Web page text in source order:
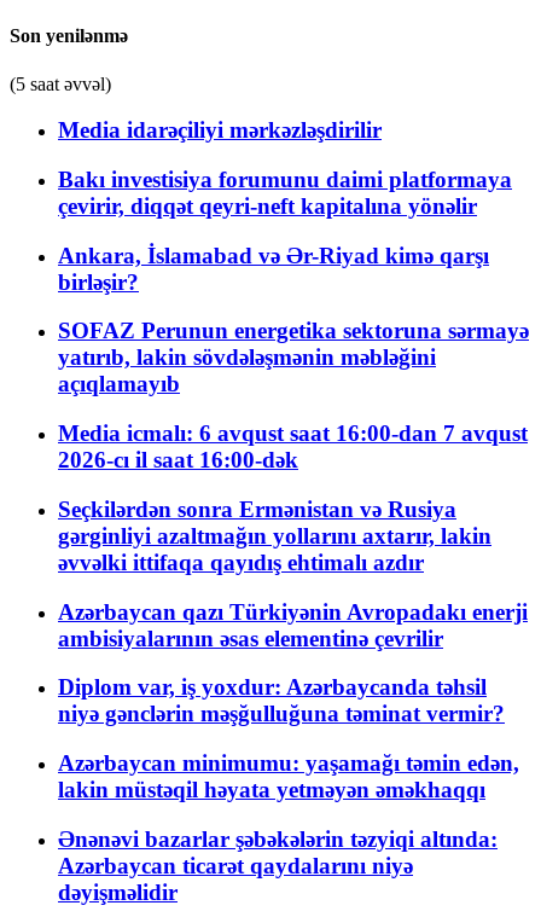
Son yenilənmə
(5 saat əvvəl)
Media idarəçiliyi mərkəzləşdirilir
Bakı investisiya forumunu daimi platformaya
çevirir, diqqət qeyri-neft kapitalına yönəlir
Ankara, İslamabad və Ər-Riyad kimə qarşı
birləşir?
SOFAZ Perunun energetika sektoruna sərmayə
yatırıb, lakin sövdələşmənin məbləğini
açıqlamayıb
Media icmalı: 6 avqust saat 16:00-dan 7 avqust
2026-cı il saat 16:00-dək
Seçkilərdən sonra Ermənistan və Rusiya
gərginliyi azaltmağın yollarını axtarır, lakin
əvvəlki ittifaqa qayıdış ehtimalı azdır
Azərbaycan qazı Türkiyənin Avropadakı enerji
ambisiyalarının əsas elementinə çevrilir
Diplom var, iş yoxdur: Azərbaycanda təhsil
niyə gənclərin məşğulluğuna təminat vermir?
Azərbaycan minimumu: yaşamağı təmin edən,
lakin müstəqil həyata yetməyən əməkhaqqı
Ənənəvi bazarlar şəbəkələrin təzyiqi altında:
Azərbaycan ticarət qaydalarını niyə
dəyişməlidir